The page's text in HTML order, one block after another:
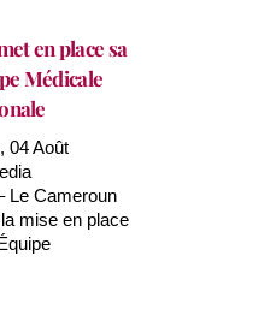
en place sa
Médicale
04 Août
Le Cameroun
mise en place